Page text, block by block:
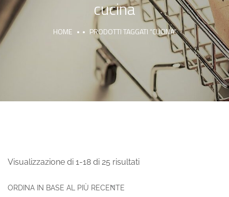
cucina
HOME PRODOTTI TAGGATI “CUCINA”
Visualizzazione di 1-18 di 25 risultati